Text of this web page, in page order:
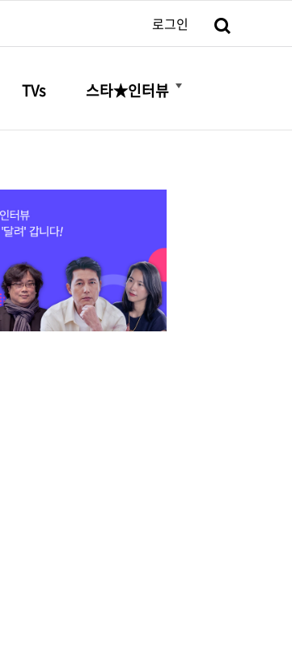
로그인
TVs 스타★인터뷰
더보기